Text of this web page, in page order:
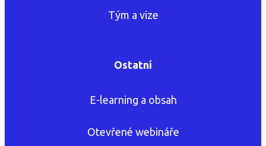
Tým a vize
Ostatní
E-learning a obsah
Otevřené webináře